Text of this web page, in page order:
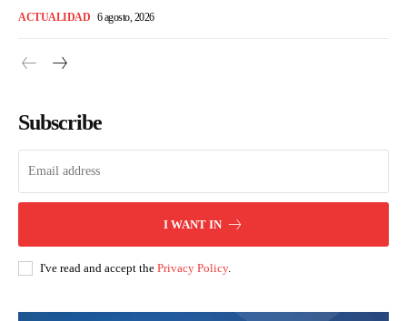
ACTUALIDAD 6 agosto, 2026
Subscribe
I WANT IN
I've read and accept the Privacy Policy.